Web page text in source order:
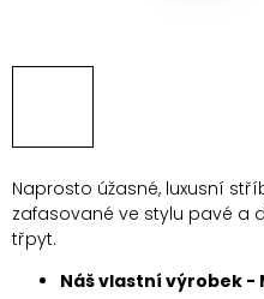
Naprosto úžasné, luxusní
zafasované ve stylu pavé a
třpyt.
Náš vlastní výrobek -